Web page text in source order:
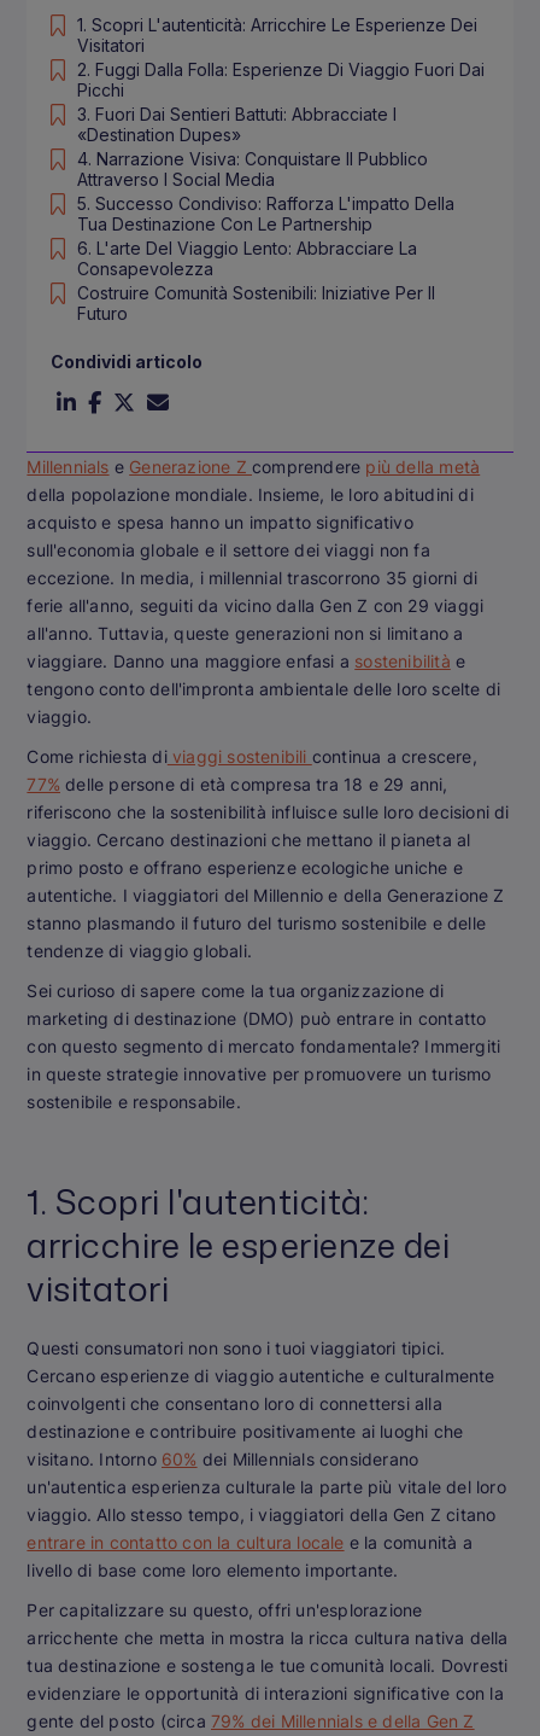
Millennials e Generazione Zcomprendere più della metà
della popolazione mondiale. Insieme, le loro abitudini di
acquisto e spesa hanno un impatto significativo
sull'economia globale e il settore dei viaggi non fa
eccezione. In media, i millennial trascorrono 35 giorni di
ferie all'anno, seguiti da vicino dalla Gen Z con 29 viaggi
all'anno. Tuttavia, queste generazioni non si limitano a
viaggiare. Danno una maggiore enfasi a sostenibilità e
tengono conto dell'impronta ambientale delle loro scelte di
viaggio.
Come richiesta diviaggi sostenibili continua a crescere,
77% delle persone di età compresa tra 18 e 29 anni,
riferiscono che la sostenibilità influisce sulle loro decisioni di
viaggio. Cercano destinazioni che mettano il pianeta al
primo posto e offrano esperienze ecologiche uniche e
autentiche. I viaggiatori del Millennio e della Generazione Z
stanno plasmando il futuro del turismo sostenibile e delle
tendenze di viaggio globali.
Sei curioso di sapere come la tua organizzazione di
marketing di destinazione (DMO) può entrare in contatto
con questo segmento di mercato fondamentale? Immergiti
in queste strategie innovative per promuovere un turismo
sostenibile e responsabile.
1. Scopri l'autenticità:
arricchire le esperienze dei
visitatori
Questi consumatori non sono i tuoi viaggiatori tipici.
Cercano esperienze di viaggio autentiche e culturalmente
coinvolgenti che consentano loro di connettersi alla
destinazione e contribuire positivamente ai luoghi che
visitano. Intorno 60% dei Millennials considerano
un'autentica esperienza culturale la parte più vitale del loro
viaggio. Allo stesso tempo, i viaggiatori della Gen Z citano
entrare in contatto con la cultura locale e la comunità a
livello di base come loro elemento importante.
Per capitalizzare su questo, offri un'esplorazione
arricchente che metta in mostra la ricca cultura nativa della
tua destinazione e sostenga le tue comunità locali. Dovresti
evidenziare le opportunità di interazioni significative con la
gente del posto (circa 79% dei Millennials e della Gen Z
1. Scopri L'autenticità: Arricchire Le Esperienze Dei
Visitatori
2. Fuggi Dalla Folla: Esperienze Di Viaggio Fuori Dai
Picchi
3. Fuori Dai Sentieri Battuti: Abbracciate I
«Destination Dupes»
4. Narrazione Visiva: Conquistare Il Pubblico
Attraverso I Social Media
5. Successo Condiviso: Rafforza L'impatto Della
Tua Destinazione Con Le Partnership
6. L'arte Del Viaggio Lento: Abbracciare La
Consapevolezza
Costruire Comunità Sostenibili: Iniziative Per Il
Futuro
Condividi articolo